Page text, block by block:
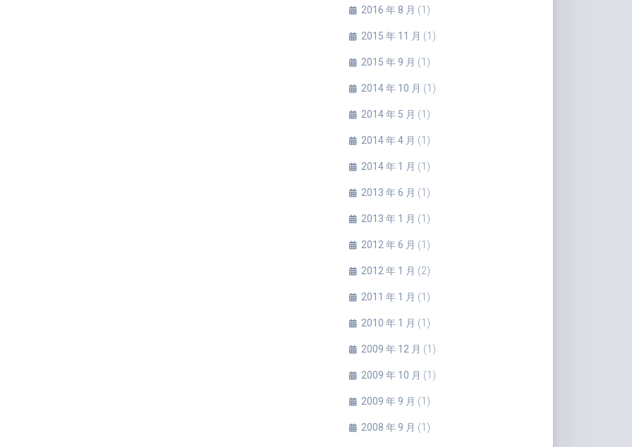
2016 年 8 月 (1)
2015 年 11 月 (1)
2015 年 9 月 (1)
2014 年 10 月 (1)
2014 年 5 月 (1)
2014 年 4 月 (1)
2014 年 1 月 (1)
2013 年 6 月 (1)
2013 年 1 月 (1)
2012 年 6 月 (1)
2012 年 1 月 (2)
2011 年 1 月 (1)
2010 年 1 月 (1)
2009 年 12 月 (1)
2009 年 10 月 (1)
2009 年 9 月 (1)
2008 年 9 月 (1)